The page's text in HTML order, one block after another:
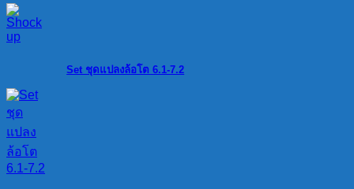
Set ชุดแปลงล้อโต 6.1-7.2